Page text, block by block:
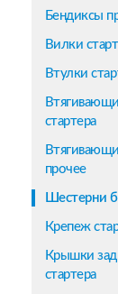
Бендиксы
Вилки
Втулки
стартера
прочее
Шестерни
Крепеж
Крышки
стартера